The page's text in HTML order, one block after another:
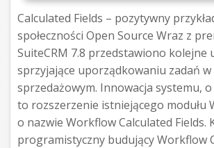
Calculated Fields – pozytywny
społeczności Open Source Wraz z
SuiteCRM 7.8 przedstawiono kolejne
sprzyjające uporządkowaniu zadań w
sprzedażowym. Innowacja systemu,
to rozszerzenie istniejącego modułu
o nazwie Workflow Calculated Fields.
programistyczny budujący Workflow